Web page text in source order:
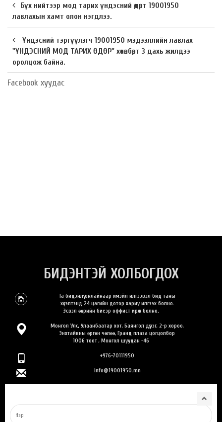
Бүх нийтээр мод тарих үндэсний өдөрт 19001950
лавлахын хамт олон нэгдлээ.
Үндэсний тэргүүлэгч 19001950 мэдээллийн лавлах
"ҮНДЭСНИЙ МОД ТАРИХ ӨДӨР" хөтөлбөрт 3 дахь жилдээ
оролцож байна.
Facebook хуудас
БИДЭНТЭЙ ХОЛБОГДОХ
Та бидэнлүү онлайнаар имэйл илгээвэл бид таны
хүсэлтэнд 24 цагийн дотор хариу илгээх болно.
Эсвэл өөрийн биеэр оффист ирж болно.
Монгол Улс, Улаанбаатар хот, Баянгол дүүрэг, 2-р хороо,
Энхтайвны өргөн чөлөө, Гранд плаза цогцолбор
1006 тоот , Монгол шуудан -46
+976-70111950
info@19001950.mn